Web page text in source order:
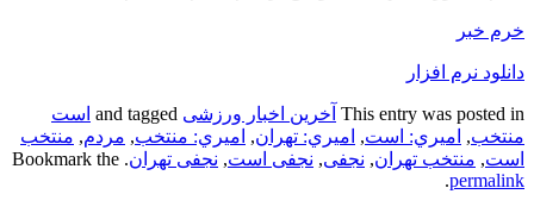
خرم خبر
دانلود نرم افزار
This entry was posted in آخرین اخبار ورزشی
است
منتخب, اميري: است, اميري: تهران, اميري: منتخب, مردم, منتخب
است, منتخب تهران, نجفی, نجفی است, نجفی تهران. Bookmark the
permalink
.